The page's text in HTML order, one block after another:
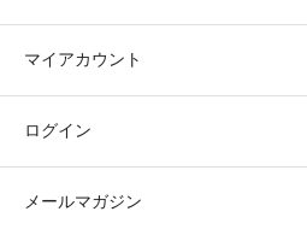
マイアカウント
ログイン
メールマガジン